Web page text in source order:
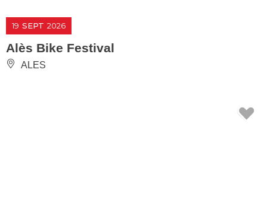
19 SEPT 2026
Alès Bike Festival
ALES